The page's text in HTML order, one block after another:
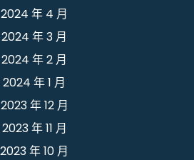
2024 年 4 月
2024 年 3 月
2024 年 2 月
2024 年 1 月
2023 年 12 月
2023 年 11 月
2023 年 10 月